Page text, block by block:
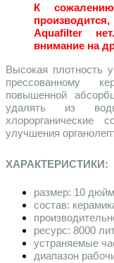
К
Aquafilter
внимание на
Высокая плотность
прессованному
повышенной
удалять из
хлорорганические
улучшения
ХАРАКТЕРИСТИКИ :
размер: 10
состав:
ресурс: 8000
устраняемые
диапазон